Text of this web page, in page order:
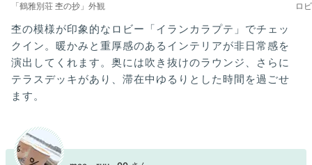
「鶴雅別荘 杢の抄」外観 ロ
杢の模様が印象的なロビー「イランカラプテ」でチェッ
クイン。暖かみと重厚感のあるインテリアが非日常感を
演出してくれます。奥には吹き抜けのラウンジ、さらに
テラスデッキがあり、滞在中ゆるりとした時間を過ごせ
ます。